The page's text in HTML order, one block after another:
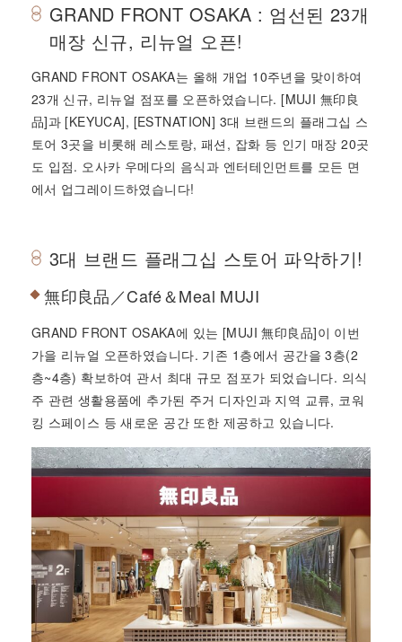
GRAND FRONT OSAKA : 엄선된 23개
매장 신규, 리뉴얼 오픈!
GRAND FRONT OSAKA는 올해 개업 10주년을 맞이하여
23개 신규, 리뉴얼 점포를 오픈하였습니다. [MUJI 無印良
品]과 [KEYUCA], [ESTNATION] 3대 브랜드의 플래그십 스
토어 3곳을 비롯해 레스토랑, 패션, 잡화 등 인기 매장 20곳
도 입점. 오사카 우메다의 음식과 엔터테인먼트를 모든 면
에서 업그레이드하였습니다!
3대 브랜드 플래그십 스토어 파악하기!
無印良品／Café＆Meal MUJI
GRAND FRONT OSAKA에 있는 [MUJI 無印良品]이 이번
가을 리뉴얼 오픈하였습니다. 기존 1층에서 공간을 3층(2
층~4층) 확보하여 관서 최대 규모 점포가 되었습니다. 의식
주 관련 생활용품에 추가된 주거 디자인과 지역 교류, 코워
킹 스페이스 등 새로운 공간 또한 제공하고 있습니다.